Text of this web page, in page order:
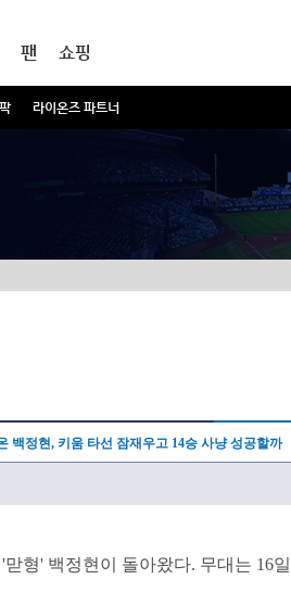
라이온즈 파트너
팬 쇼핑
백정현, 키움 타선 잠재우고 14승 사냥 성공할까
맏형' 백정현이 돌아왔다. 무대는 16